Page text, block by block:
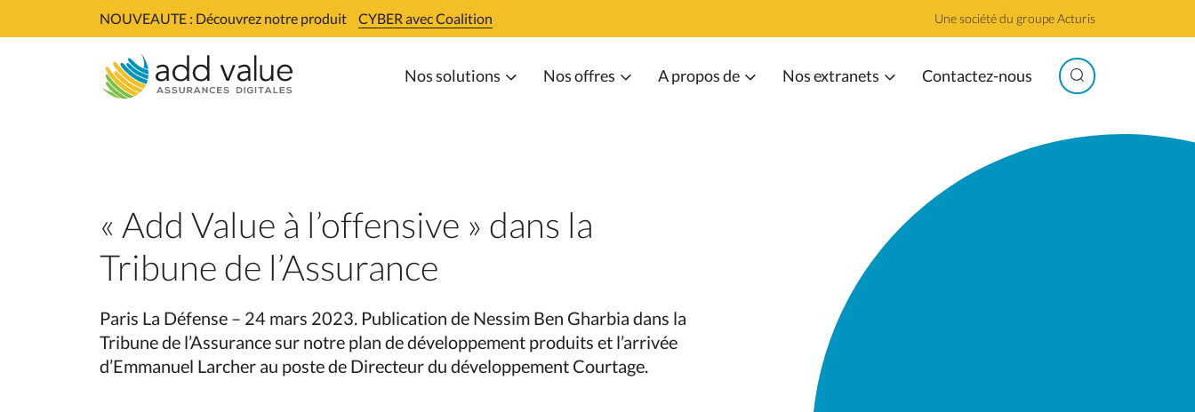
to
NOUVEAUTE : Découvrez notre produit CYBER avec Coalition Une société du groupe Acturis
Nos solutions Nos offres A propos de Nos extranets Contactez-nous Search
« Add Value à l’offensive » dans la
Tribune de l’Assurance
Paris La Défense – 24 mars 2023. Publication de Nessim Ben Gharbia dans la
Tribune de l’Assurance sur notre plan de développement produits et l’arrivée
d’Emmanuel Larcher au poste de Directeur du développement Courtage.